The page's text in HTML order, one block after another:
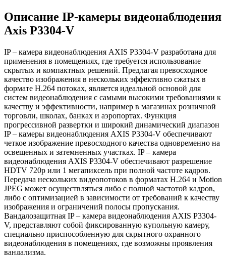
Описание IP-камеры видеонаблюдения
Axis P3304-V
IP – камера видеонаблюдения AXIS P3304-V разработана для
применения в помещениях, где требуется использование
скрытых и компактных решений. Предлагая превосходное
качество изображения в нескольких эффективно сжатых в
формате H.264 потоках, является идеальной основой для
систем видеонаблюдения с самыми высокими требованиями к
качеству и эффективности, например в магазинах розничной
торговли, школах, банках и аэропортах. Функция
прогрессивной развертки и широкий динамический диапазон
IP – камеры видеонаблюдения AXIS P3304-V обеспечивают
четкое изображение превосходного качества одновременно на
освещенных и затемненных участках. IP – камера
видеонаблюдения AXIS P3304-V обеспечивают разрешение
HDTV 720p или 1 мегапиксель при полной частоте кадров.
Передача нескольких видеопотоков в форматах H.264 и Motion
JPEG может осуществляться либо с полной частотой кадров,
либо с оптимизацией в зависимости от требований к качеству
изображения и ограничений полосы пропускания.
Вандалозащитная IP – камера видеонаблюдения AXIS P3304-
V, представляют собой фиксированную купольную камеру,
специально приспособленную для скрытного охранного
видеонаблюдения в помещениях, где возможны проявления
вандализма.